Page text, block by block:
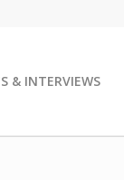
& INTERVIEWS